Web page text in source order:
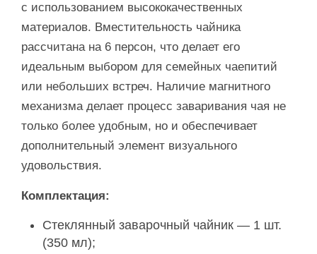
с использованием высококачественных
материалов. Вместительность чайника
рассчитана на 6 персон, что делает его
идеальным выбором для семейных чаепитий
или небольших встреч. Наличие магнитного
механизма делает процесс заваривания чая не
только более удобным, но и обеспечивает
дополнительный элемент визуального
удовольствия.
Комплектация:
Стеклянный заварочный чайник — 1 шт.
(350 мл);